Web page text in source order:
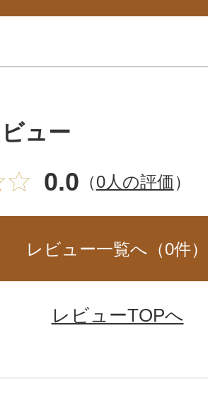
ュー
0.0 （0人の評価）
レビュー一覧へ（0件）
レビューTOPへ